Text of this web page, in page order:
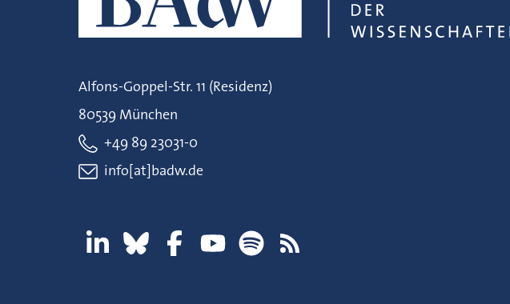
Alfons-Goppel-Str. 11 (Residenz)
80539 München
+49 89 23031-0
info[at]badw.de